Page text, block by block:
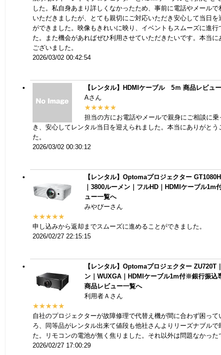
した。私自身あまり詳しくなかったため、事前に電話やメールで
いただきましたが、とても親切にご対応いただき安心して当日を
ができました。映像もきれいに映り、イベントもスムーズに進行
た。また機会があればぜひ利用させていただきたいです。本当に
ございました。
2026/03/02 00:42:54
【レンタル】HDMIケーブル 5ｍ 商品レビュ
Aさん
★★★★★
担当の方にお電話やメールで親身にご相談に乗
き、安心してレンタル当日を迎えられました。本当にありがとう
た。
2026/03/02 00:30:12
【レンタル】Optomaプロジェクター
｜3800ルーメン｜フルHD｜HDMIケーブル1m
ュー一覧へ
みやぴーさん
★★★★★
申し込みから返却までスムーズに進めることができました。
2026/02/27 22:15:15
【レンタル】Optomaプロジェクター ZU720T
ン｜WUXGA｜HDMIケーブル1m付※銀行振込
商品レビュー一覧へ
利用者Ａさん
★★★★★
自社のプロジェクターが故障修理で代替え機が間に合わず困って
ろ、同等品がレンタル出来て値段も他社さんよりリーズナブルで
た。リモコンの電池が無く焦りました。それ以外は問題なかった
2026/02/27 17:00:29